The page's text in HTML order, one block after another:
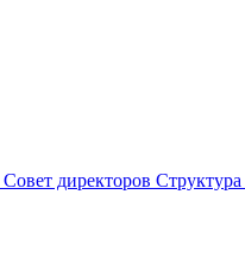
Совет директоров